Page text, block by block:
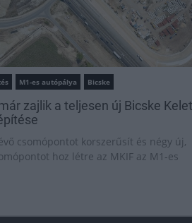
M1-es autópálya Bicske
zajlik a teljesen új Bicske Kelet
csomópontot korszerűsít és négy új,
hoz létre az MKIF az M1-es